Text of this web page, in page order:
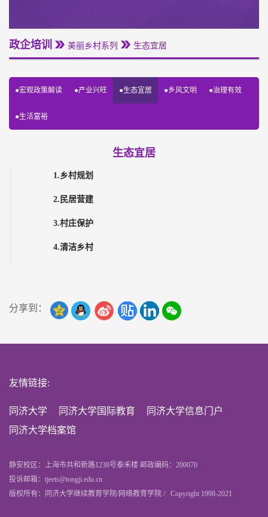
政企培训 美丽乡村系列 生态宜居
●宏观政策解读 ●产业兴旺 ●生态宜居 ●乡风文明 ●治理有效
●生活富裕
生态宜居
1.乡村规划
2.民居营建
3.村庄保护
4.清洁乡村
分享到：
友情链接:
同济大学 同济大学国际教育
同济大学信息门户
同济大学档案馆
静安校区：上海市共和新路1238号泰禾楼 邮政编码：200070
投诉邮箱：tjeets@tongji.edu.cn
版权所有：同济大学继续教育学院/网络教育学院 / Copyright 1998-2021